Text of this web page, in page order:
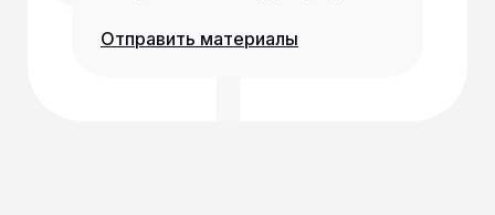
Отправить материалы